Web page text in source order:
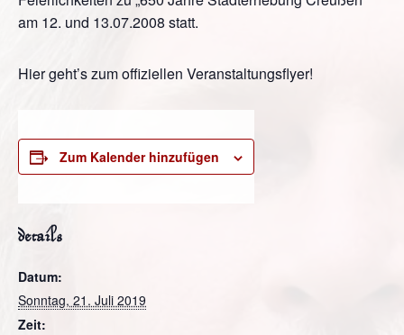
am 12. und 13.07.2008 statt.
Hier geht’s zum offiziellen Veranstaltungsflyer!
Zum Kalender hinzufügen
details
Datum:
Sonntag, 21. Juli 2019
Zeit: